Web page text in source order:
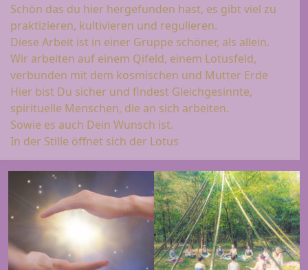
Schön das du hier hergefunden hast, es gibt viel zu
praktizieren, kultivieren und regulieren.
Diese Arbeit ist in einer Gruppe schöner, als allein.
Wir arbeiten auf einem Qifeld, einem Lotusfeld,
verbunden mit dem kosmischen und Mutter Erde
Hier bist Du sicher und findest Gleichgesinnte,
spirituelle Menschen, die an sich arbeiten.
Sowie es auch Dein Wunsch ist.
In der Stille öffnet sich der Lotus